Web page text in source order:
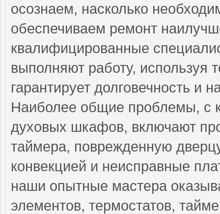
осознаем, насколько
обеспечиваем ремонт
квалифицированные
выполняют работу, используя
гарантирует долговечность и
Наиболее общие проблемы, с
духовых шкафов, включают
таймера, поврежденную
конвекцией и неисправные
наши опытные мастера
элементов, термостатов,